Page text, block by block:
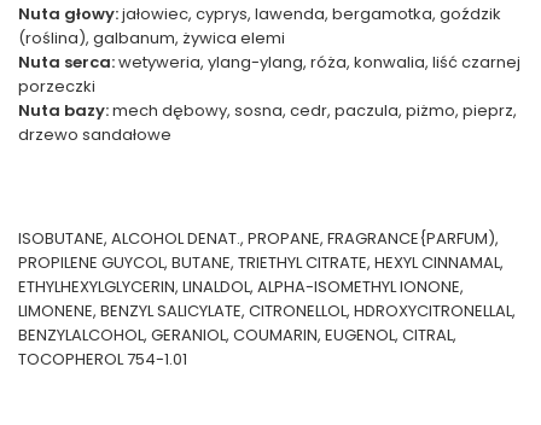
Nuta głowy:jałowiec, cyprys, lawenda, bergamotka, goździk
(roślina), galbanum, żywica elemi
Nuta serca:wetyweria, ylang-ylang, róża, konwalia, liść czarnej
porzeczki
Nuta bazy:mech dębowy, sosna, cedr, paczula, piżmo, pieprz,
drzewo sandałowe
ISOBUTANE, ALCOHOL DENAT., PROPANE, FRAGRANCE{PARFUM),
PROPILENE GUYCOL, BUTANE, TRIETHYL CITRATE, HEXYL CINNAMAL,
ETHYLHEXYLGLYCERIN, LINALDOL, ALPHA-ISOMETHYL IONONE,
LIMONENE, BENZYL SALICYLATE, CITRONELLOL, HDROXYCITRONELLAL,
BENZYLALCOHOL, GERANIOL, COUMARIN, EUGENOL, CITRAL,
TOCOPHEROL 754-1.01